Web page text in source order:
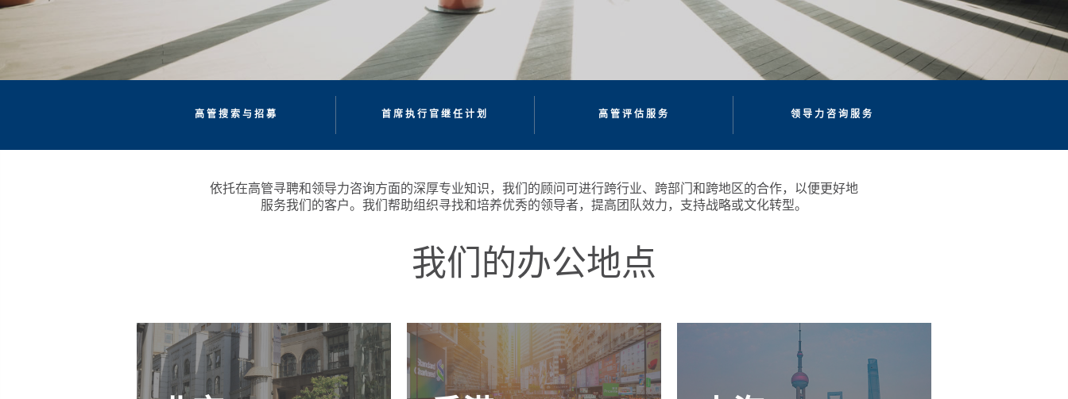
高管搜索与招募 首席执行官继任计划 高管评估服务 领导力咨询服务
依托在高管寻聘和领导力咨询方面的深厚专业知识，我们的顾问可进行跨行业、跨部门和跨地区的合作，以便更好地
服务我们的客户。我们帮助组织寻找和培养优秀的领导者，提高团队效力，支持战略或文化转型。
我们的办公地点